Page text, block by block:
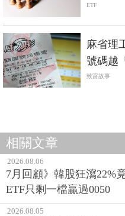
返人氣
ETF
麻省理
號碼越
致富故事
相關文章
2026.08.06
7月回顧》韓股狂瀉22%
ETF只剩一檔贏過0050
2026.08.05